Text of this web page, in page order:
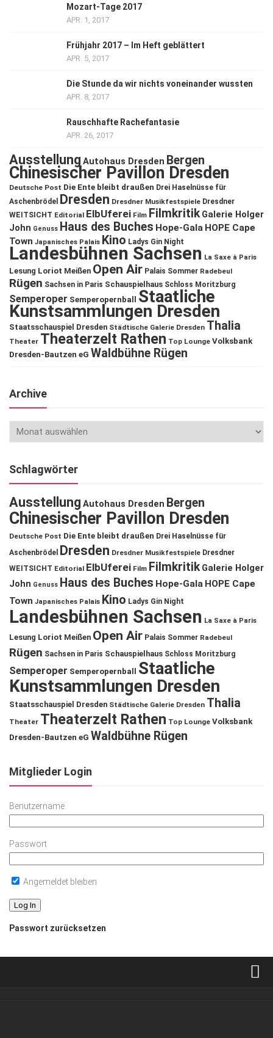
Mozart-Tage 2017
APR. 1, 2017
Frühjahr 2017 – Im Heft geblättert
APR. 5, 2017
Die Stunde da wir nichts voneinander wussten
APR. 8, 2017
Rauschhafte Rachefantasie
APR. 26, 2017
Ausstellung Autohaus Dresden Bergen
Chinesischer Pavillon Dresden
Deutsche Post Die Ente bleibt draußen Drei Haselnüsse für
Aschenbrödel
Dresden Dresdner Musikfestspiele Dresdner
WEITSICHT Editorial ElbUferei Film Filmkritik Galerie Holger
John Genuss Haus des Buches Hope-Gala HOPE Cape
Town Japanisches Palais Kino Ladys Gin Night
Landesbühnen Sachsen La Saxe à Paris
Lesung Loriot Meißen Open Air Palais Sommer Radebeul
Rügen Sachsen in Paris Schauspielhaus Schloss Moritzburg
Semperoper Semperopernball Staatliche
Kunstsammlungen Dresden
Staatsschauspiel Dresden Städtische Galerie Dresden Thalia
Theater Theaterzelt Rathen Top Lounge Volksbank
Dresden-Bautzen eG Waldbühne Rügen
Archive
Schlagwörter
Ausstellung Autohaus Dresden Bergen
Chinesischer Pavillon Dresden
Deutsche Post Die Ente bleibt draußen Drei Haselnüsse für
Aschenbrödel
Dresden Dresdner Musikfestspiele Dresdner
WEITSICHT Editorial ElbUferei Film Filmkritik Galerie Holger
John Genuss Haus des Buches Hope-Gala HOPE Cape
Town Japanisches Palais Kino Ladys Gin Night
Landesbühnen Sachsen La Saxe à Paris
Lesung Loriot Meißen Open Air Palais Sommer Radebeul
Rügen Sachsen in Paris Schauspielhaus Schloss Moritzburg
Semperoper Semperopernball
Staatliche
Kunstsammlungen Dresden
Staatsschauspiel Dresden Städtische Galerie Dresden Thalia
Theater Theaterzelt Rathen Top Lounge Volksbank
Dresden-Bautzen eG Waldbühne Rügen
Mitglieder Login
Benutzername
Passwort
Angemeldet bleiben
Passwort zurücksetzen